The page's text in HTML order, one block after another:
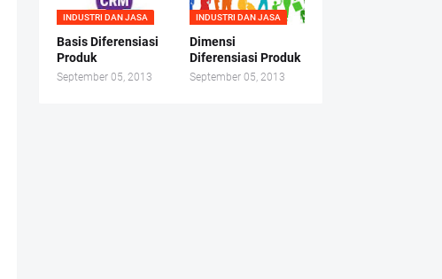
INDUSTRI DAN JASA
Basis Diferensiasi
Produk
September 05, 2013
INDUSTRI DAN JASA
Dimensi
Diferensiasi Produk
September 05, 2013